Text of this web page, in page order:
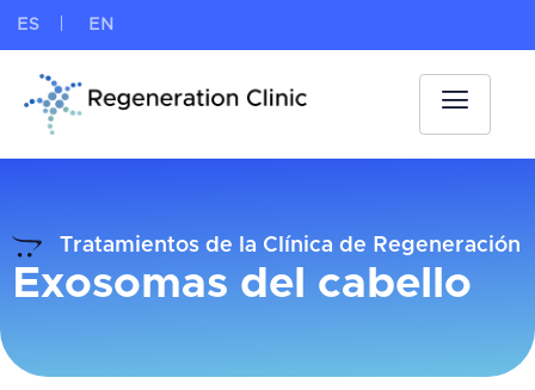
ES EN
Tratamientos de la Clínica de Regeneración
Exosomas del cabello